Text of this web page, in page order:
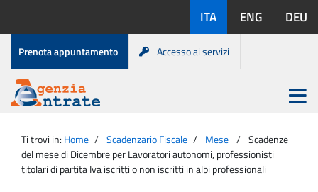
contenuto
disponibili:
ITA ENG DEU
Menu
di
servizio
Prenota appuntamento Accesso ai servizi
Agenzia
Entrate
Apri
menu
principale
Ti trovi in: Home Scadenzario Fiscale Mese
Scadenze
del mese di Dicembre per Lavoratori autonomi, professionisti
titolari di partita Iva iscritti o non iscritti in albi professionali